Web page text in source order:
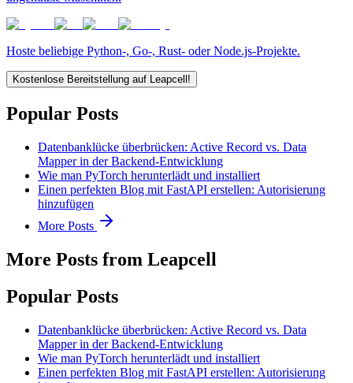
Hoste beliebige Python-, Go-, Rust- oder Node.js-Projekte.
Kostenlose Bereitstellung auf Leapcell!
Popular Posts
Datenbanklücke überbrücken: Active Record vs. Data
Mapper in der Backend-Entwicklung
Wie man PyTorch herunterlädt und installiert
Einen perfekten Blog mit FastAPI erstellen: Autorisierung
hinzufügen
More Posts
More Posts from Leapcell
Popular Posts
Datenbanklücke überbrücken: Active Record vs. Data
Mapper in der Backend-Entwicklung
Wie man PyTorch herunterlädt und installiert
Einen perfekten Blog mit FastAPI erstellen: Autorisierung